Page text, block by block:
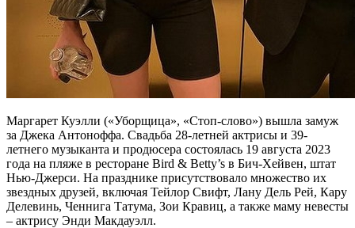
Маргарет Куэлли («Уборщица», «Стоп-слово») вышла замуж
за Джека Антоноффа. Свадьба 28-летней актрисы и 39-
летнего музыканта и продюсера состоялась 19 августа 2023
года на пляже в ресторане Bird & Betty’s в Бич-Хейвен, штат
Нью-Джерси. На празднике присутствовало множество их
звездных друзей, включая Тейлор Свифт, Лану Дель Рей, Кару
Делевинь, Ченнига Татума, Зои Кравиц, а также маму невесты
– актрису Энди Макдауэлл.